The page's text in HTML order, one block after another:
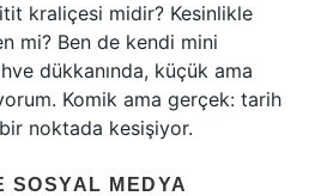
kraliçesi midir? Kesinlikle
mi? Ben de kendi mini
dükkanında, küçük ama
Komik ama gerçek: tarih
noktada kesişiyor.
SOSYAL MEDYA